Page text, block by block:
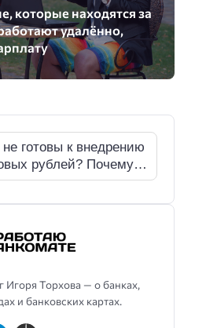
которые находятся за
удалённо,
Игоря Торхова — о банках,
и банковских картах.
не готовы к внедрению
рублей? Почему